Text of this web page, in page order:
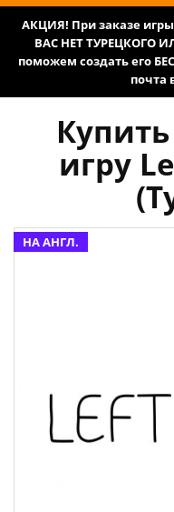
АКЦИЯ! При заказе
ВАС НЕТ ТУРЕЦКОГО
поможем создать его
почта
игру
НА АНГЛ.